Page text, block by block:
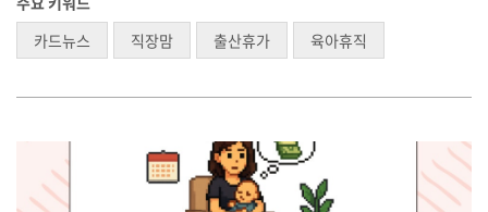
카드뉴스
직장맘 출산휴가 육아휴직